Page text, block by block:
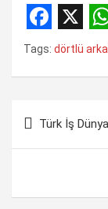
F
e
b
o
X
t
s
p
Tags: dörtlü
Yazı
gezinmesi
Türk İş